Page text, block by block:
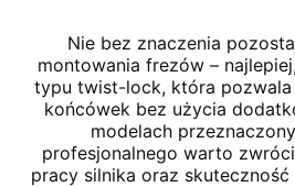
Nie bez znaczenia
montowania frezów –
typu twist-lock, która pozwala
końcówek bez użycia
modelach
profesjonalnego warto
pracy silnika oraz skuteczność